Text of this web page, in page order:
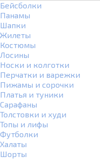
Бейсболки
Панамы
Шапки
Жилеты
Костюмы
Лосины
Носки и колготки
Перчатки и варежки
Пижамы и сорочки
Платья и туники
Сарафаны
Толстовки и худи
Топы и лифы
Футболки
Халаты
Шорты